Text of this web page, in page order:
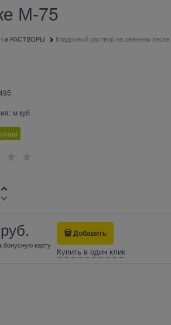
М-75
и РАСТВОРЫ Кладочный раствор на сеянном
м куб
руб.
бонусную карту
Добавить
Купить в один клик